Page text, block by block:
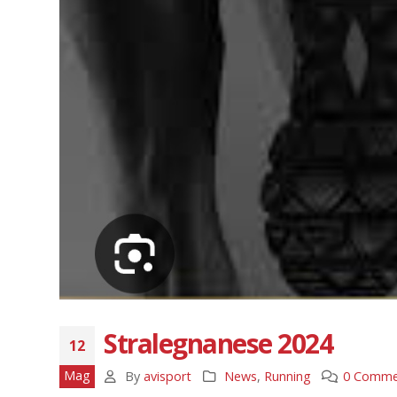
12
Mag
Stralegnanese 2024
By avisport News, Running 0